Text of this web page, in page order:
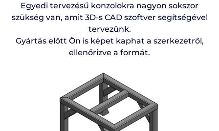
Egyedi tervezésű konzolokra nagyon sokszor
szükség van, amit 3D-s CAD szoftver segítségével
tervezünk.
Gyártás előtt Ön is képet kaphat a szerkezetről,
ellenőrizve a formát.